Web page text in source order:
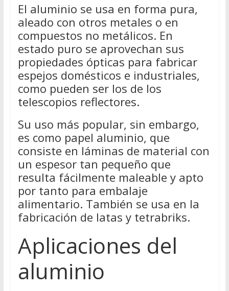
El aluminio se usa en forma pura,
aleado con otros metales o en
compuestos no metálicos. En
estado puro se aprovechan sus
propiedades ópticas para fabricar
espejos domésticos e industriales,
como pueden ser los de los
telescopios reflectores.
Su uso más popular, sin embargo,
es como papel aluminio, que
consiste en láminas de material con
un espesor tan pequeño que
resulta fácilmente maleable y apto
por tanto para embalaje
alimentario. También se usa en la
fabricación de latas y tetrabriks.
Aplicaciones del
aluminio